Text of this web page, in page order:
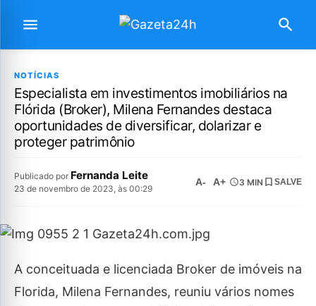
NOTÍCIAS
Especialista em investimentos imobiliários na
Flórida (Broker), Milena Fernandes destaca
oportunidades de diversificar, dolarizar e
proteger patrimônio
Publicado por Fernanda Leite
23 de novembro de 2023, às 00:29
A- A+ 3 MIN SALVE
A conceituada e licenciada Broker de imóveis na
Florida, Milena Fernandes, reuniu vários nomes